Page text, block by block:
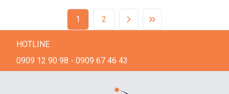
1 2
HOTLINE
0909 12 90 98 - 0909 67 46 43